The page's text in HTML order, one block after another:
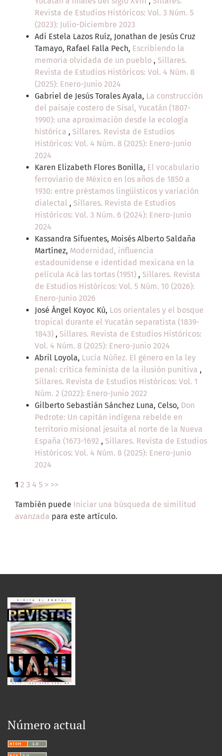
Revista de Estudios Históricos: Vol. 3 Núm. 5
(2023): Julio-Diciembre 2023
Adi Estela Lazos Ruíz, Jonathan de Jesús Cruz
Tamayo, Rafael Falla Pech, Escribiendo la
memoria olvidada de un pueblo , Sillares.
Revista de Estudios Históricos: Vol. 4 Núm. 8
(2025): Enero-Junio 2024
Gabriel de Jesús Torales Ayala, La construcción
del paisaje costero de Sisal, Yucatán (1807-
1990): una aproximación desde la ecología
histórica , Sillares. Revista de Estudios
Históricos: Vol. 4 Núm. 8 (2025): Enero-Junio
2024
Karen Elizabeth Flores Bonilla, El vocabulario
ferroviario de México en los años de 1850 a
1930: entre préstamos lingüísticos y variación
dialectal , Sillares. Revista de Estudios
Históricos: Vol. 3 Núm. 6 (2024): Enero-Junio
2024
Kassandra Sifuentes, Moisés Alberto Saldaña
Martínez, Modernidad, influencia
estadounidense e identidad mexicana en la
película Acá las tortas (1951) , Sillares. Revista
de Estudios Históricos: Vol. 5 Núm. 10 (2026):
Enero-Junio 2026
José Ángel Koyoc Kú, Los orientales y el bosque
tropical durante el Yucatán separatista (1839-
1843) , Sillares. Revista de Estudios Históricos:
Vol. 4 Núm. 8 (2025): Enero-Junio 2024
Abril Loyola, Lucía Núñez. El género en la ley
penal: crítica feminista de la ilusión punitiva ,
Sillares. Revista de Estudios Históricos: Vol. 1
Núm. 2 (2022): Enero-Junio 2022
Gilberto Sebastián Sánchez Luna, Celso, Don
Pedrote: Un capitán indígena rebelde en
territorio misional jesuita al norte de la Nueva
España (1673-1692 , Sillares. Revista de Estudios
Históricos: Vol. 4 Núm. 8 (2025): Enero-Junio
2024
1 2 3 4 5 > >>
También puede Iniciar una búsqueda de similitud
avanzada para este artículo.
Número actual